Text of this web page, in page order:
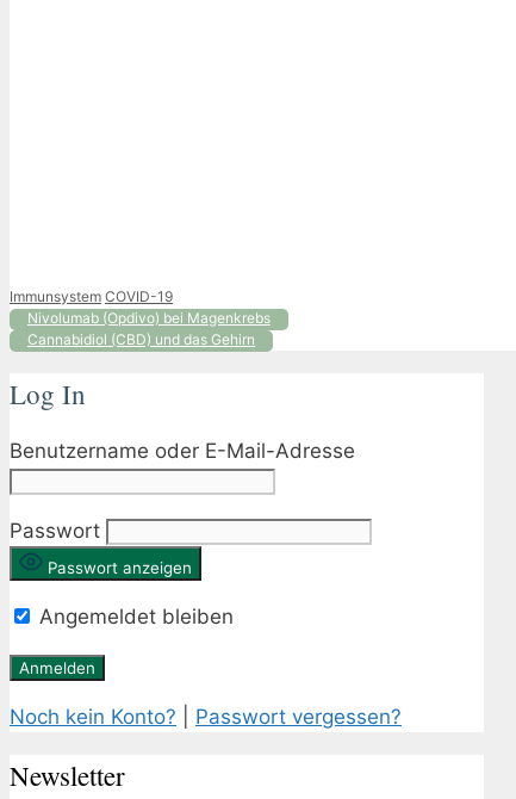
Kategorien
Immunsystem Schlagwörter
COVID-19
Nivolumab (Opdivo) bei Magenkrebs
Cannabidiol (CBD) und das Gehirn
Log In
Benutzername oder E-Mail-Adresse
Passwort
Passwort anzeigen
Angemeldet bleiben
Noch kein Konto? Passwort vergessen?
Newsletter